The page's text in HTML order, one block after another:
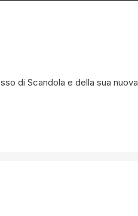
di Scandola e della sua nuova